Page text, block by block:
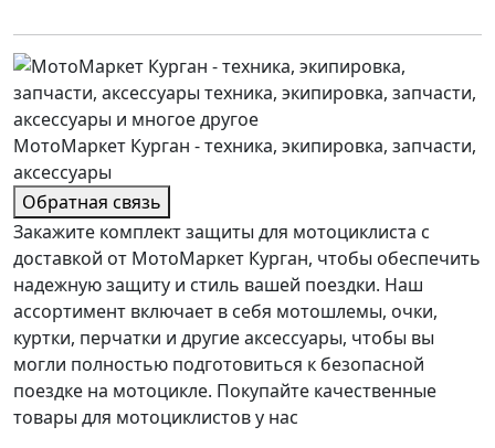
МотоМаркет Курган - техника, экипировка, запчасти,
аксессуары
Обратная связь
Закажите комплект защиты для мотоциклиста с
доставкой от МотоМаркет Курган, чтобы обеспечить
надежную защиту и стиль вашей поездки. Наш
ассортимент включает в себя мотошлемы, очки,
куртки, перчатки и другие аксессуары, чтобы вы
могли полностью подготовиться к безопасной
поездке на мотоцикле. Покупайте качественные
товары для мотоциклистов у нас